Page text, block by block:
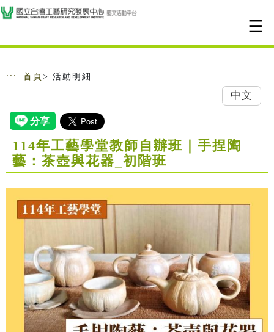
跳到主要內容
網站導覽
::: 首頁 > 活動明細
中文
114年工藝學堂教師自辦班｜手捏陶
藝：茶壺與花器_初階班